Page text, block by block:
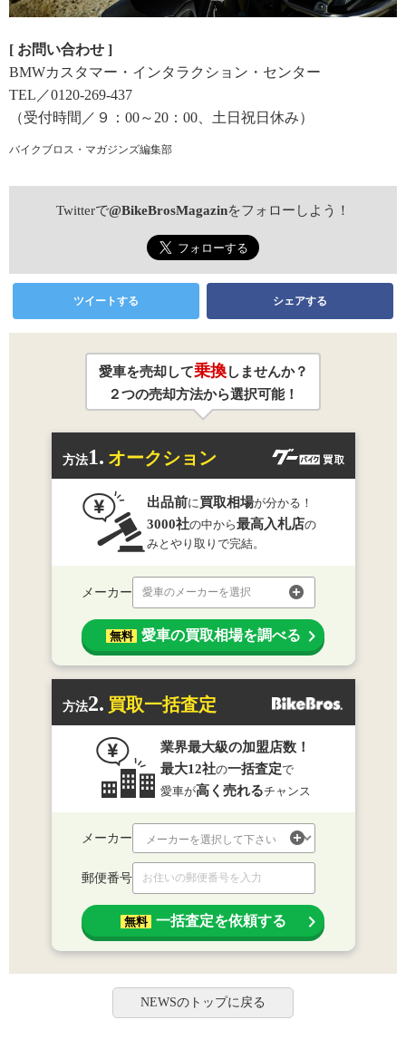
[ お問い合わせ ]
BMWカスタマー・インタラクション・センター
TEL／0120-269-437
（受付時間／９：00～20：00、土日祝日休み）
バイクブロス・マガジンズ編集部
Twitterで@BikeBrosMagazinをフォローしよう！
ツイートする シェアする
愛車を売却して乗換しませんか？
２つの売却方法から選択可能！
方法1. オークション
出品前に買取相場が分かる！
3000社の中から最高入札店の
みとやり取りで完結。
メーカー 愛車のメーカーを選択
無料 愛車の買取相場を調べる
方法2. 買取一括査定
業界最大級の加盟店数！
最大12社の一括査定で
愛車が高く売れるチャンス
メーカー
郵便番号
無料 一括査定を依頼する
NEWSのトップに戻る